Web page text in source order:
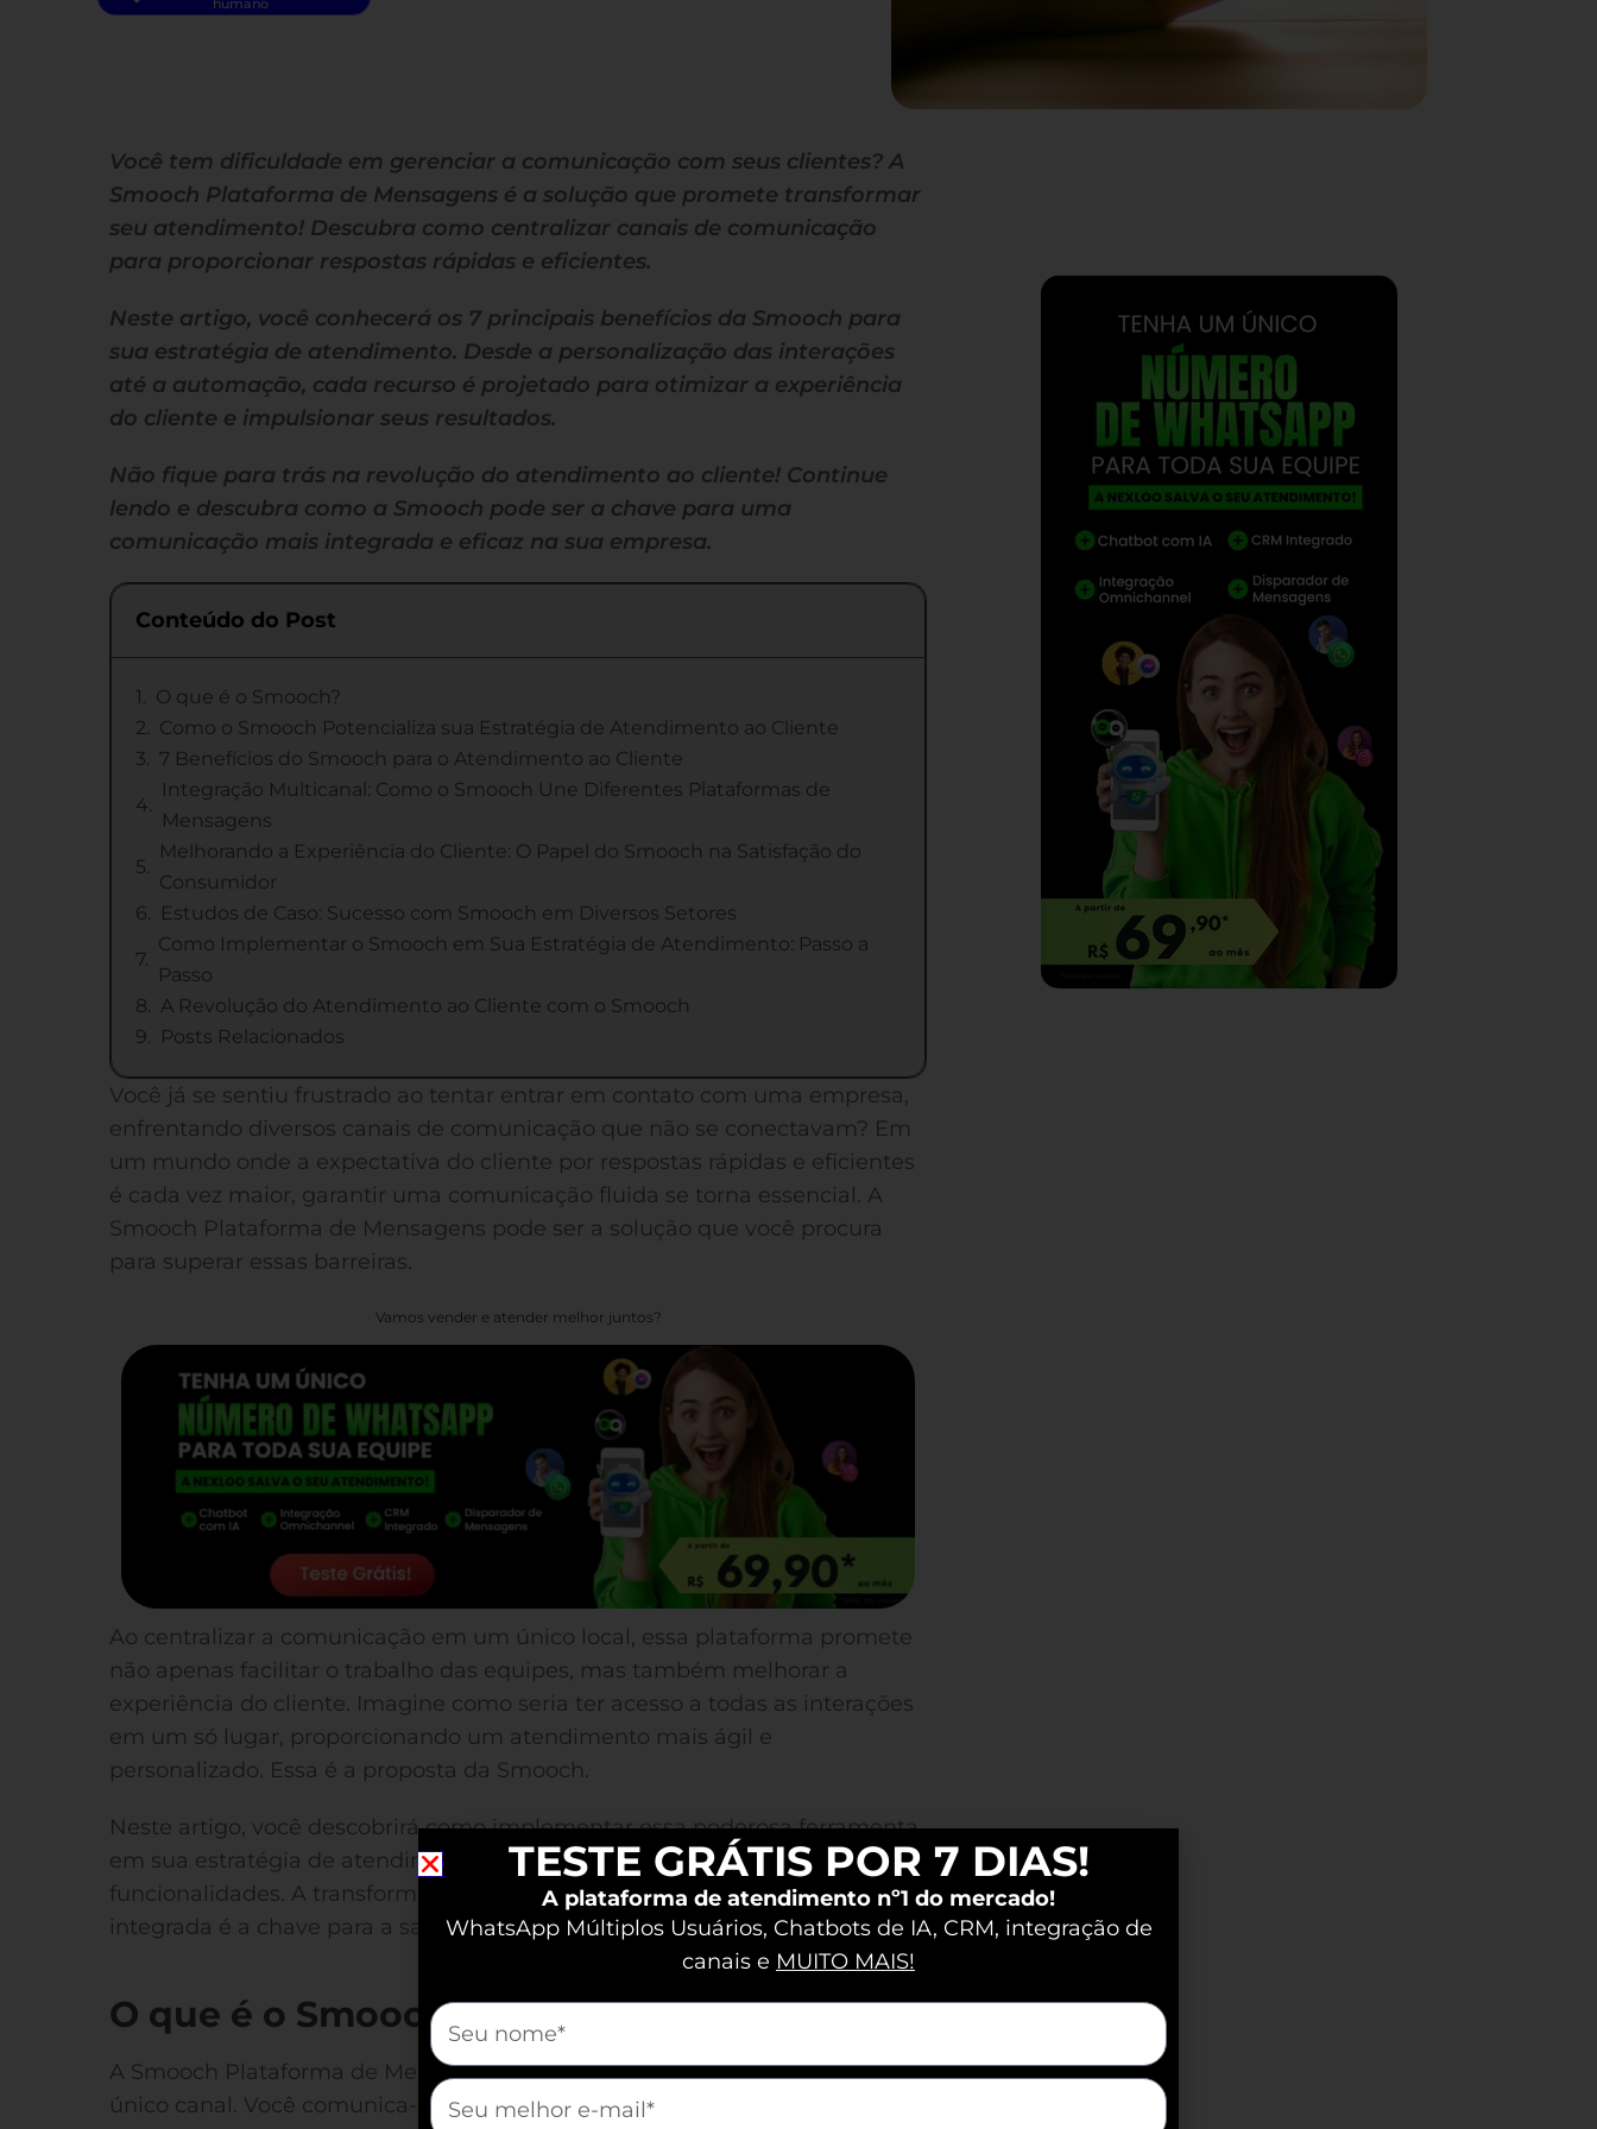
humano
Você tem dificuldade em gerenciar a comunicação com seus clientes? A
Smooch Plataforma de Mensagens é a solução que promete transformar
seu atendimento! Descubra como centralizar canais de comunicação
para proporcionar respostas rápidas e eficientes.
Neste artigo, você conhecerá os 7 principais benefícios da Smooch para
sua estratégia de atendimento. Desde a personalização das interações
até a automação, cada recurso é projetado para otimizar a experiência
do cliente e impulsionar seus resultados.
Não fique para trás na revolução do atendimento ao cliente! Continue
lendo e descubra como a Smooch pode ser a chave para uma
comunicação mais integrada e eficaz na sua empresa.
Conteúdo do Post
O que é o Smooch?
Como o Smooch Potencializa sua Estratégia de Atendimento ao Cliente
7 Benefícios do Smooch para o Atendimento ao Cliente
Integração Multicanal: Como o Smooch Une Diferentes Plataformas de
Mensagens
Melhorando a Experiência do Cliente: O Papel do Smooch na Satisfação do
Consumidor
Estudos de Caso: Sucesso com Smooch em Diversos Setores
Como Implementar o Smooch em Sua Estratégia de Atendimento: Passo a
Passo
A Revolução do Atendimento ao Cliente com o Smooch
Posts Relacionados
Você já se sentiu frustrado ao tentar entrar em contato com uma empresa,
enfrentando diversos canais de comunicação que não se conectavam? Em
um mundo onde a expectativa do cliente por respostas rápidas e eficientes
é cada vez maior, garantir uma comunicação fluida se torna essencial. A
Smooch Plataforma de Mensagens pode ser a solução que você procura
para superar essas barreiras.
Vamos vender e atender melhor juntos?
Ao centralizar a comunicação em um único local, essa plataforma promete
não apenas facilitar o trabalho das equipes, mas também melhorar a
experiência do cliente. Imagine como seria ter acesso a todas as interações
em um só lugar, proporcionando um atendimento mais ágil e
personalizado. Essa é a proposta da Smooch.
Neste artigo, você descobrirá como implementar essa poderosa ferramenta
em sua estratégia de atendimento ao cliente, explorando seus benefícios e
funcionalidades. A transformação começa ao entender que a comunicação
integrada é a chave para a satisfação do cliente.
O que é o Smooch?
A Smooch Plataforma de Mensagens centraliza diversas interações em um
único canal. Você comunica-se de maneira eficiente e integrada, utilizando
TESTE GRÁTIS POR 7 DIAS!
A plataforma de atendimento nº1 do mercado!
WhatsApp Múltiplos Usuários, Chatbots de IA, CRM, integração de
canais e MUITO MAIS!
mauticform[nome]
mauticform[email]